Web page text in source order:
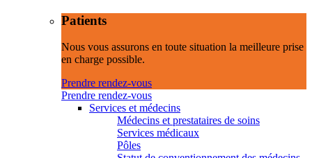
Patients
Nous vous assurons en toute situation la meilleure prise
en charge possible.
Prendre rendez-vous
Prendre rendez-vous
Services et médecins
Médecins et prestataires de soins
Services médicaux
Pôles